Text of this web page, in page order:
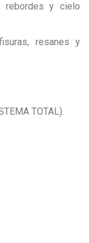
rebordes y cielo
resanes y
TOTAL).